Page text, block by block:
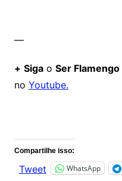
—
+ Sigao Ser Flamengo
no Youtube.
Compartilhe isso:
Tweet WhatsApp